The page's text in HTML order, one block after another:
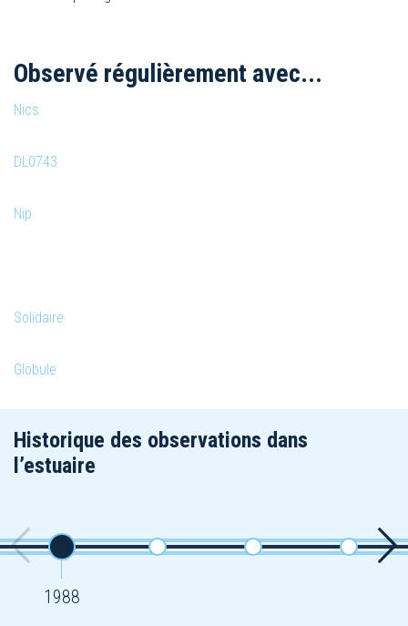
Observé régulièrement avec...
Nics
DL0743
Nip
Solidaire
Globule
Historique des observations dans
l’estuaire
1988